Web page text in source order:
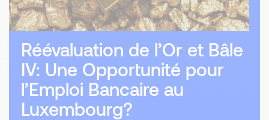
Réévaluation de l’Or et Bâle
IV: Une Opportunité pour
l’Emploi Bancaire au
Luxembourg?